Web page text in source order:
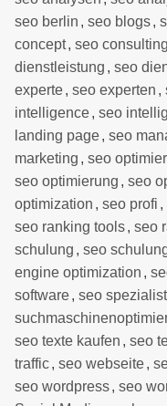
seo berlin , seo blogs,
concept, seo consulting
dienstleistung , seo
experte, seo experten ,
intelligence, seo
landing page, seo
marketing , seo
seo optimierung , seo
optimization , seo profi ,
seo ranking tools, seo
schulung , seo
engine optimization ,
software, seo
seo texte kaufen , seo
traffic, seo webseite,
seo wordpress, seo